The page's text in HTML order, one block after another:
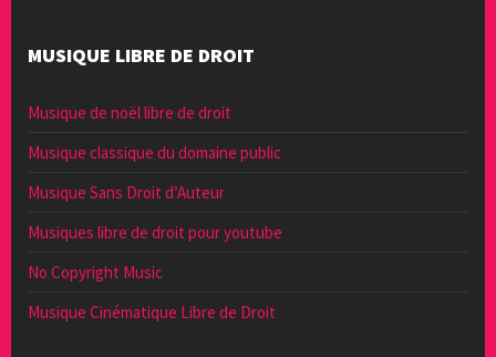
MUSIQUE LIBRE DE DROIT
Musique de noël libre de droit
Musique classique du domaine public
Musique Sans Droit d’Auteur
Musiques libre de droit pour youtube
No Copyright Music
Musique Cinématique Libre de Droit